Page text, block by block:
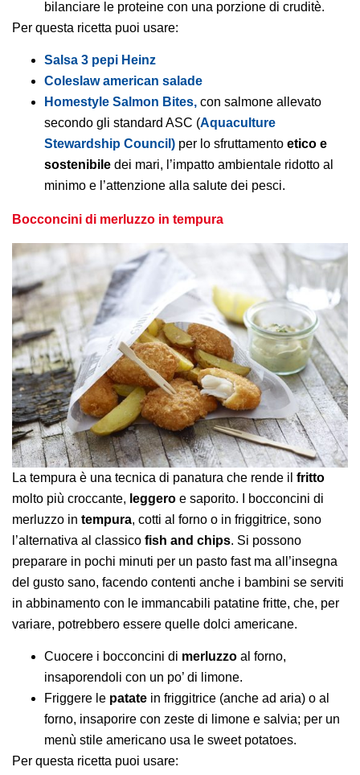
bilanciare le proteine con una porzione di cruditè.
Per questa ricetta puoi usare:
Salsa 3 pepi Heinz
Coleslaw american salade
Homestyle Salmon Bites, con salmone allevato
secondo gli standard ASC (Aquaculture
Stewardship Council) per lo sfruttamento etico e
sostenibile dei mari, l’impatto ambientale ridotto al
minimo e l’attenzione alla salute dei pesci.
Bocconcini di merluzzo in tempura
La tempura è una tecnica di panatura che rende il fritto
molto più croccante, leggero e saporito. I bocconcini di
merluzzo in tempura, cotti al forno o in friggitrice, sono
l’alternativa al classico fish and chips. Si possono
preparare in pochi minuti per un pasto fast ma all’insegna
del gusto sano, facendo contenti anche i bambini se serviti
in abbinamento con le immancabili patatine fritte, che, per
variare, potrebbero essere quelle dolci americane.
Cuocere i bocconcini di merluzzo al forno,
insaporendoli con un po’ di limone.
Friggere le patate in friggitrice (anche ad aria) o al
forno, insaporire con zeste di limone e salvia; per un
menù stile americano usa le sweet potatoes.
Per questa ricetta puoi usare: